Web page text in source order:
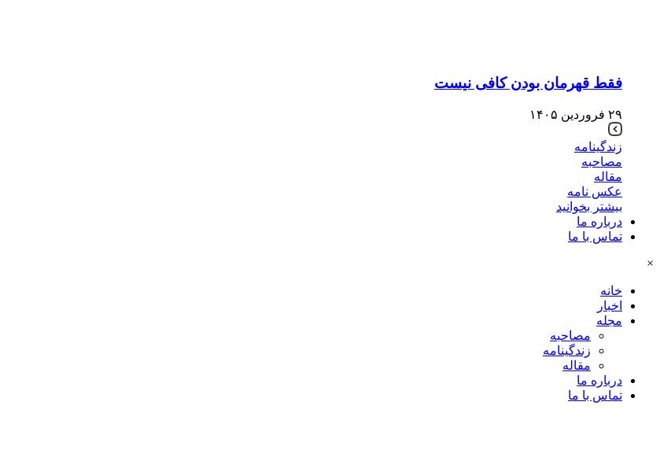
فقط قهرمان بودن کافی نیست
۲۹ فروردین ۱۴۰۵
زندگینامه
مصاحبه
مقاله
عکس نامه
بیشتر بخوانید
درباره ما
تماس با ما
×
خانه
اخبار
مجله
مصاحبه
زندگینامه
مقاله
درباره ما
تماس با ما